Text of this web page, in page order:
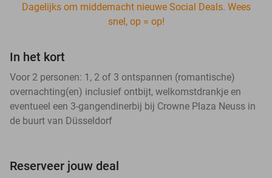
Dagelijks om middernacht nieuwe Social Deals. Wees
snel, op = op!
In het kort
Voor 2 personen: 1, 2 of 3 ontspannen (romantische)
overnachting(en) inclusief ontbijt, welkomstdrankje en
eventueel een 3-gangendinerbij bij Crowne Plaza Neuss in
de buurt van Düsseldorf
Reserveer jouw deal